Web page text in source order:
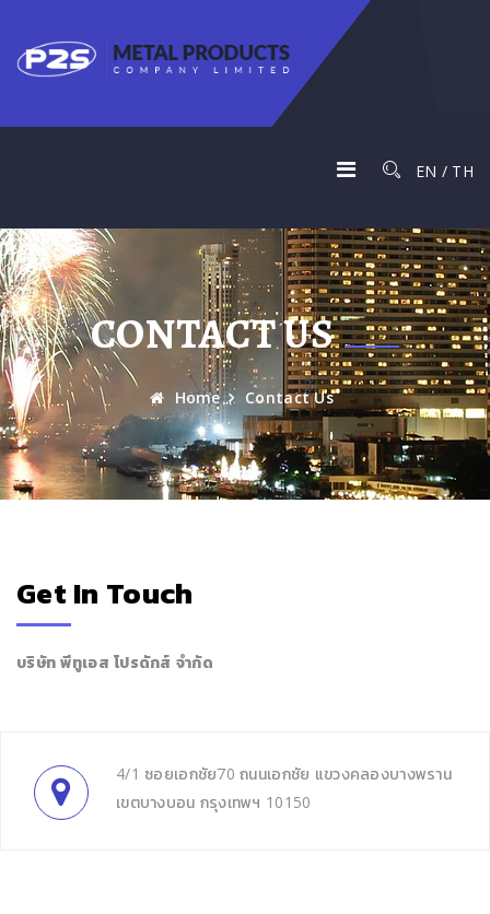
EN / TH
CONTACT US
Home Contact Us
Get In Touch
บริษัท พีทูเอส โปรดักส์ จำกัด
4/1 ซอยเอกชัย70 ถนนเอกชัย แขวงคลองบางพราน
เขตบางบอน กรุงเทพฯ 10150